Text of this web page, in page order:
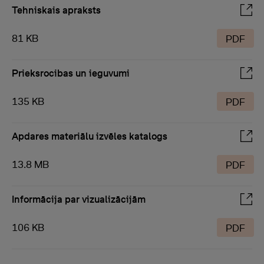
Tehniskais apraksts
81 KB PDF
Prieksrocibas un ieguvumi
135 KB PDF
Apdares materiālu izvēles katalogs
13.8 MB PDF
Informācija par vizualizācijām
106 KB PDF